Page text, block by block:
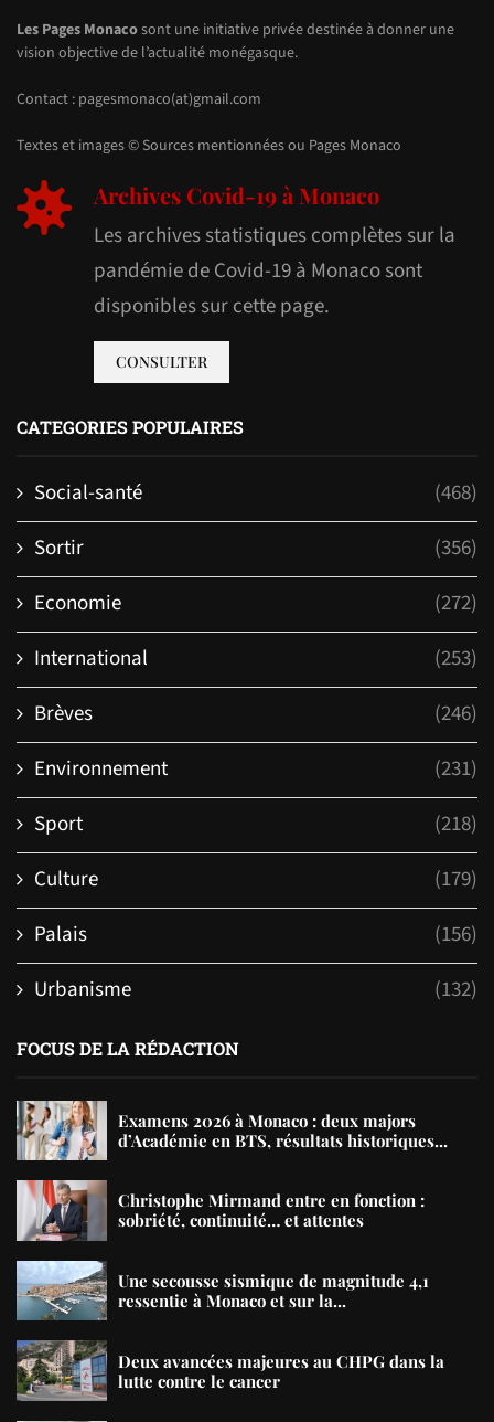
Les Pages Monacosont une initiative privée destinée à donner une
vision objective de l’actualité monégasque.
Contact : pagesmonaco(at)gmail.com
Textes et images © Sources mentionnées ou Pages Monaco
Archives Covid-19 à Monaco
Les archives statistiques complètes sur la
pandémie de Covid-19 à Monaco sont
disponibles sur cette page.
CONSULTER
CATEGORIES POPULAIRES
Social-santé
(468)
Sortir
(356)
Economie
(272)
International
(253)
Brèves
(246)
Environnement
(231)
Sport
(218)
Culture
(179)
Palais
(156)
Urbanisme
(132)
FOCUS DE LA RÉDACTION
Examens 2026 à Monaco : deux majors
d’Académie en BTS, résultats historiques...
Christophe Mirmand entre en fonction :
sobriété, continuité… et attentes
Une secousse sismique de magnitude 4,1
ressentie à Monaco et sur la...
Deux avancées majeures au CHPG dans la
lutte contre le cancer